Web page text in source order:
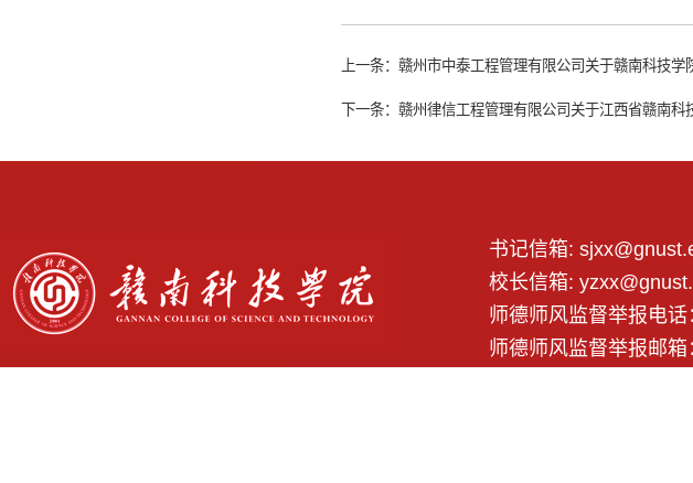
上一条： 赣州市中泰工程管理有限公司关于赣南科技
下一条： 赣州律信工程管理有限公司关于江西省赣南
书记信箱:
校长信箱:
师德师风监督举报电
师德师风监督举报邮